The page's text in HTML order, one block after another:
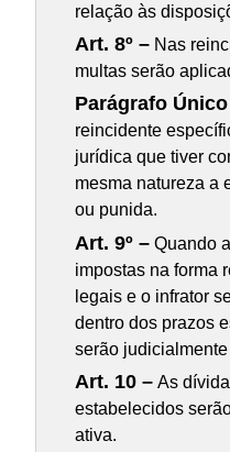
relação às
Art. 8º – Nas
multas serão
Parágrafo
reincidente
jurídica que tiver
mesma natureza a
ou punida.
Art. 9º – Quando
impostas na forma
legais e o infrator
dentro dos prazos
serão
Art. 10 – As
estabelecidos
ativa.